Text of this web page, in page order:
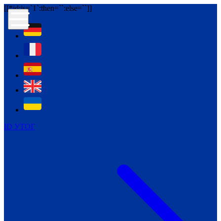
[[*id:is=`1`:then=``:else=``]]
ID УТОГ
Контур психологічної безпеки глухих
Культура
челендж «Україно, ти є!»
Молодіжний челендж «Жестова
мова для мене – це…»
Репортажі спеціальних та
інклюзивних начальних закладів